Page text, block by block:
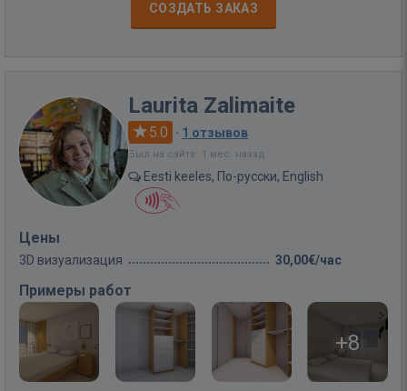
СОЗДАТЬ ЗАКАЗ
Laurita Zalimaite
5.0 · 1 отзывов
Был на сайте: 1 мес. назад
Eesti keeles, По-русски, English
Цены
3D визуализация 30,00€/час
Примеры работ
+8